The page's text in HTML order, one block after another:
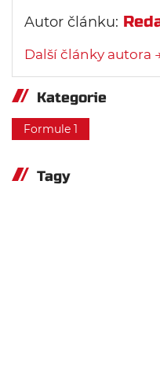
Autor článku:
Další články autora
Kategorie
Formule 1
Tagy